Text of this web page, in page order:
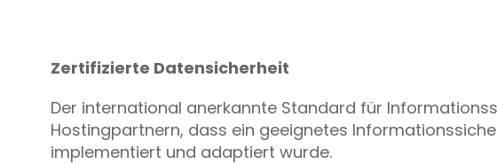
Zertifizierte Datensicherheit
Der international anerkannte Standard für
Hostingpartnern, dass ein geeignetes
implementiert und adaptiert wurde.